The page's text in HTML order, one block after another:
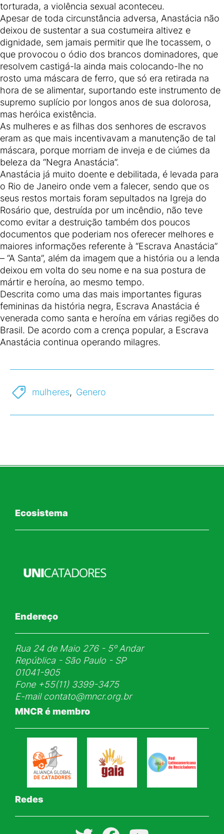
torturada, a violência sexual aconteceu.
Apesar de toda circunstância adversa, Anastácia não
deixou de sustentar a sua costumeira altivez e
dignidade, sem jamais permitir que lhe tocassem, o
que provocou o ódio dos brancos dominadores, que
resolvem castigá-la ainda mais colocando-lhe no
rosto uma máscara de ferro, que só era retirada na
hora de se alimentar, suportando este instrumento de
supremo suplício por longos anos de sua dolorosa,
mas heróica existência.
As mulheres e as filhas dos senhores de escravos
eram as que mais incentivavam a manutenção de tal
máscara, porque morriam de inveja e de ciúmes da
beleza da “Negra Anastácia”.
Anastácia já muito doente e debilitada, é levada para
o Rio de Janeiro onde vem a falecer, sendo que os
seus restos mortais foram sepultados na Igreja do
Rosário que, destruída por um incêndio, não teve
como evitar a destruição também dos poucos
documentos que poderiam nos oferecer melhores e
maiores informações referente à “Escrava Anastácia”
– “A Santa”, além da imagem que a história ou a lenda
deixou em volta do seu nome e na sua postura de
mártir e heroína, ao mesmo tempo.
Descrita como uma das mais importantes figuras
femininas da história negra, Escrava Anastácia é
venerada como santa e heroína em várias regiões do
Brasil. De acordo com a crença popular, a Escrava
Anastácia continua operando milagres.
mulheres, Genero
Ecosistema
Endereço
Rua 24 de Maio 276 - 5ᵒ Andar
República - São Paulo - SP
01041-905
Fone+55(11) 3399-3475
E-mail contato@mncr.org.br
MNCR é membro
Redes